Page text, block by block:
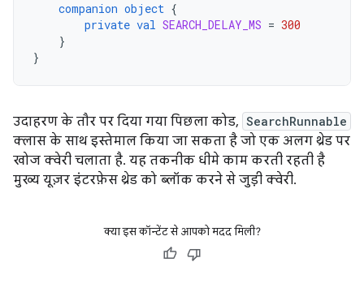
companion object {
private val SEARCH_DELAY_MS = 300
}
}
उदाहरण के तौर पर दिया गया पिछला कोड, SearchRunnable
क्लास के साथ इस्तेमाल किया जा सकता है जो एक अलग थ्रेड पर
खोज क्वेरी चलाता है. यह तकनीक धीमे काम करती रहती है
मुख्य यूज़र इंटरफ़ेस थ्रेड को ब्लॉक करने से जुड़ी क्वेरी.
क्या इस कॉन्टेंट से आपको मदद मिली?